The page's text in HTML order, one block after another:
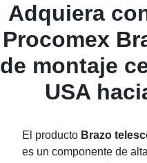
Adquiera
Procomex
de montaje
USA
El producto Brazo
es un componente de